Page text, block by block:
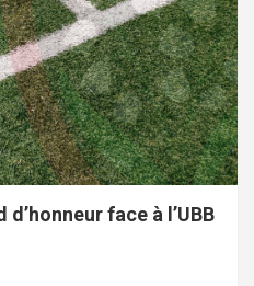
face à l’UBB